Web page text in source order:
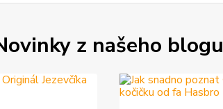
z našeho blogu